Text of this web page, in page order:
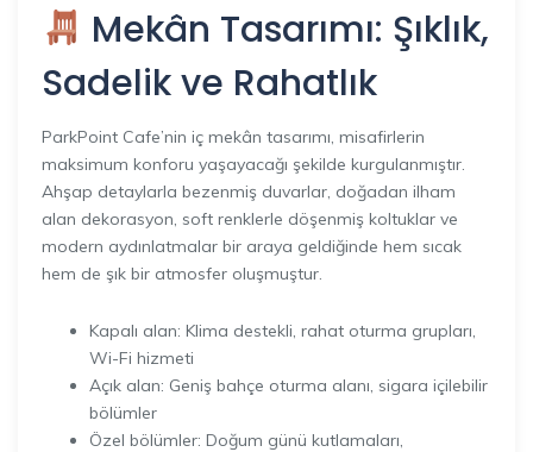
Mekân Tasarımı: Şıklık,
Sadelik ve Rahatlık
ParkPoint Cafe’nin iç mekân tasarımı, misafirlerin
maksimum konforu yaşayacağı şekilde kurgulanmıştır.
Ahşap detaylarla bezenmiş duvarlar, doğadan ilham
alan dekorasyon, soft renklerle döşenmiş koltuklar ve
modern aydınlatmalar bir araya geldiğinde hem sıcak
hem de şık bir atmosfer oluşmuştur.
Kapalı alan: Klima destekli, rahat oturma grupları,
Wi-Fi hizmeti
Açık alan: Geniş bahçe oturma alanı, sigara içilebilir
bölümler
Özel bölümler: Doğum günü kutlamaları,